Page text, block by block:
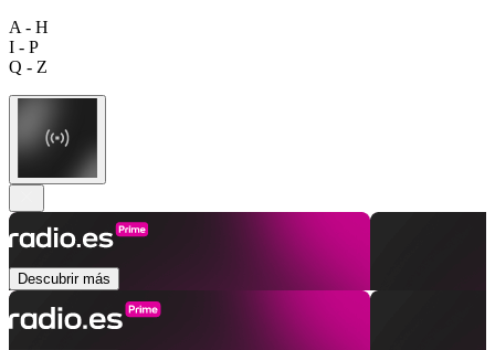
A - H
I - P
Q - Z
Descubrir más